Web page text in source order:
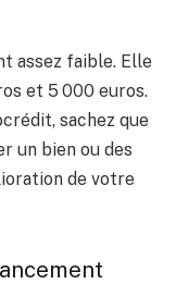
assez faible. Elle
et 5 000 euros.
sachez que
un bien ou des
de votre